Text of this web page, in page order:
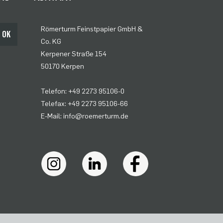
OK
Römerturm Feinstpapier GmbH &
Co. KG
Kerpener Straße 154
50170 Kerpen
Telefon: +49 2273 95106-0
Telefax: +49 2273 95106-66
E-Mail: info@roemerturm.de